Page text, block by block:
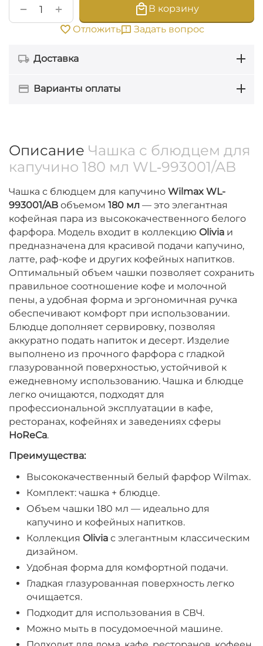
+
−
В корзину
Отложить
Задать вопрос
Доставка
Варианты оплаты
Описание Чашка с блюдцем для
капучино 180 мл WL‑993001/AB
Чашка с блюдцем для капучино Wilmax WL-
993001/AB объемом 180 мл — это элегантная
кофейная пара из высококачественного белого
фарфора. Модель входит в коллекцию Olivia и
предназначена для красивой подачи капучино,
латте, раф-кофе и других кофейных напитков.
Оптимальный объем чашки позволяет сохранить
правильное соотношение кофе и молочной
пены, а удобная форма и эргономичная ручка
обеспечивают комфорт при использовании.
Блюдце дополняет сервировку, позволяя
аккуратно подать напиток и десерт. Изделие
выполнено из прочного фарфора с гладкой
глазурованной поверхностью, устойчивой к
ежедневному использованию. Чашка и блюдце
легко очищаются, подходят для
профессиональной эксплуатации в кафе,
ресторанах, кофейнях и заведениях сферы
HoReCa.
Преимущества:
Высококачественный белый фарфор Wilmax.
Комплект: чашка + блюдце.
Объем чашки 180 мл — идеально для
капучино и кофейных напитков.
Коллекция Olivia с элегантным классическим
дизайном.
Удобная форма для комфортной подачи.
Гладкая глазурованная поверхность легко
очищается.
Подходит для использования в СВЧ.
Можно мыть в посудомоечной машине.